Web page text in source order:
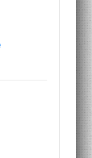
febbraio-